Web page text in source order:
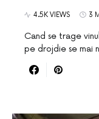
4.5K VIEWS 3
Cand se trage
pe drojdie se mai